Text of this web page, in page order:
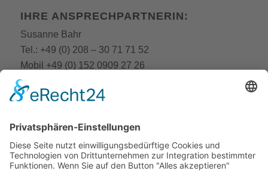
IHRE ANSPRECHPARTNERIN:
Susanne Bahr
Tel.: +49 (0) 208 – 30 71 71 52
Mobil +49 (0) 152 0909 27 26
E-Mail:
E-Mail:bahr @still-academy.de